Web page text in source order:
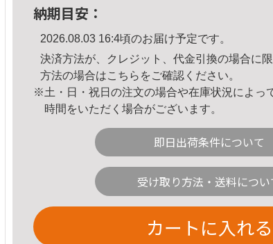
納期目安：
2026.08.03 16:4頃のお届け予定です。
決済方法が、クレジット、代金引換の場合に
方法の場合はこちら をご確認ください。
※土・日・祝日の注文の場合や在庫状況によっ
時間をいただく場合がございます。
即日出荷条件について
受け取り方法・送料につい
カートに入れる